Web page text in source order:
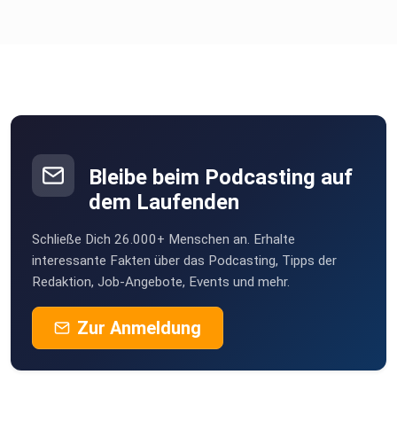
Bleibe beim Podcasting auf
dem Laufenden
Schließe Dich 26.000+ Menschen an. Erhalte
interessante Fakten über das Podcasting, Tipps der
Redaktion, Job-Angebote, Events und mehr.
Zur Anmeldung